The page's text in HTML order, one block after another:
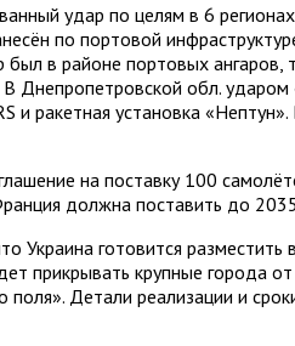
удар по целям в 6
по портовой
в районе портовых ангаров,
Днепропетровской обл.
ракетная установка
на поставку 100
должна поставить до
Украина готовится разместить
прикрывать крупные города от
Детали реализации и